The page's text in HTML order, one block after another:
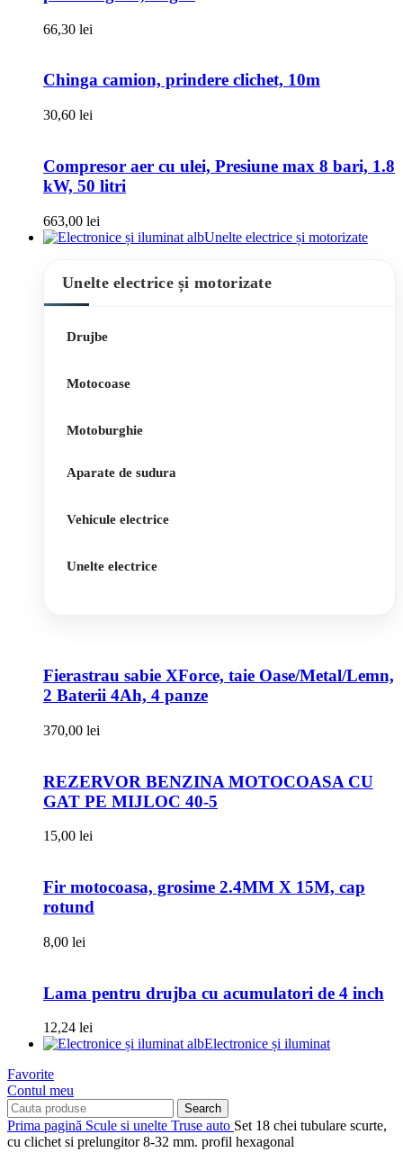
66,30 lei
Chinga camion, prindere clichet, 10m
30,60 lei
Compresor aer cu ulei, Presiune max 8 bari, 1.8
kW, 50 litri
663,00 lei
Unelte electrice și motorizate
Unelte electrice și motorizate
Drujbe
Motocoase
Motoburghie
Aparate de sudura
Vehicule electrice
Unelte electrice
Fierastrau sabie XForce, taie Oase/Metal/Lemn,
2 Baterii 4Ah, 4 panze
370,00 lei
REZERVOR BENZINA MOTOCOASA CU
GAT PE MIJLOC 40-5
15,00 lei
Fir motocoasa, grosime 2.4MM X 15M, cap
rotund
8,00 lei
Lama pentru drujba cu acumulatori de 4 inch
12,24 lei
Electronice și iluminat
Favorite
Contul meu
Search
Prima pagină Scule si unelte Truse auto Set 18 chei tubulare scurte,
cu clichet si prelungitor 8-32 mm. profil hexagonal